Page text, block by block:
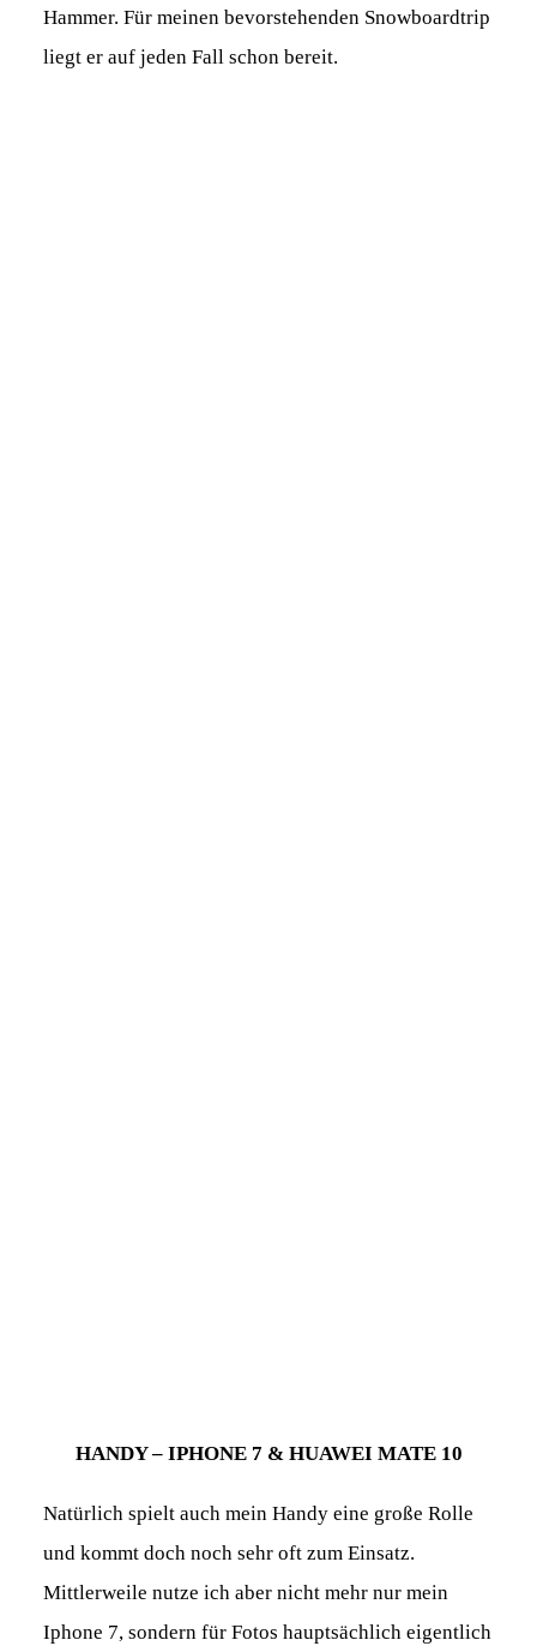
Hammer. Für meinen bevorstehenden Snowboardtrip
liegt er auf jeden Fall schon bereit.
HANDY – IPHONE 7 & HUAWEI MATE 10
Natürlich spielt auch mein Handy eine große Rolle
und kommt doch noch sehr oft zum Einsatz.
Mittlerweile nutze ich aber nicht mehr nur mein
Iphone 7, sondern für Fotos hauptsächlich eigentlich